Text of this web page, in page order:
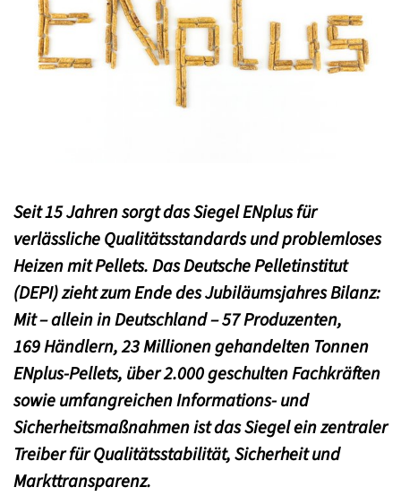
Seit 15 Jahren sorgt das Siegel ENplusfür
verlässliche Qualitätsstandards und problemloses
Heizen mit Pellets. Das Deutsche Pelletinstitut
(DEPI) zieht zum Ende des Jubiläumsjahres Bilanz:
Mit – allein in Deutschland – 57 Produzenten,
169 Händlern, 23 Millionen gehandelten Tonnen
ENplus-Pellets, über 2.000 geschulten Fachkräften
sowie umfangreichen Informations- und
Sicherheitsmaßnahmen ist das Siegel ein zentraler
Treiber für Qualitätsstabilität, Sicherheit und
Markttransparenz.